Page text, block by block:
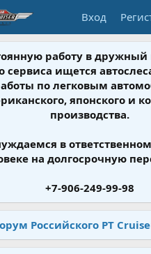
Вход
работу в дружный
сервиса ищется
по легковым
японского и
производства.
в
на долгосрочную
+7-906-249-99-98
Российского PT